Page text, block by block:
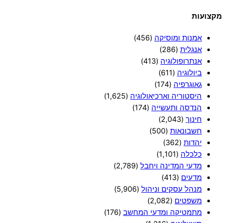
מקצועות
אמנות ומוסיקה (456)
אנגלית (286)
אנתרופולוגיה (413)
ביולוגיה (611)
גאוגרפיה (174)
היסטוריה וארכיאולוגיה (1,625)
הנדסה ותעשייה (174)
חינוך (2,043)
חשבונאות (500)
יהדות (362)
כלכלה (1,101)
מדעי המדינה ויחבל (2,789)
מדעים (413)
מנהל עסקים וניהול (5,906)
משפטים (2,082)
מתמטיקה ומדעי המחשב (176)